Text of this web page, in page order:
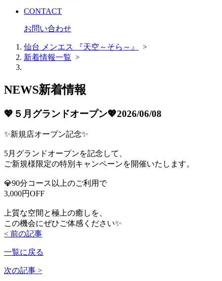
CONTACT
お問い合わせ
仙台 メンエス 『天空～そら～』
>
新着情報一覧 >
NEWS新着情報
💖５月グランドオープン💖2026/06/08
✨新規店オープン記念✨
5月グランドオープンを記念して、
ご新規様限定の特別キャンペーンを開催いたします。
💎90分コース以上のご利用で
3,000円OFF
上質な空間と極上の癒しを、
この機会にぜひご体感ください✨
< 前の記事
一覧に戻る
次の記事 >